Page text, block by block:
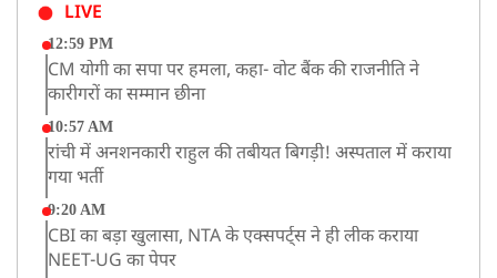
LIVE
12:59 PM
CM योगी का सपा पर हमला, कहा- वोट बैंक की राजनीति ने
कारीगरों का सम्मान छीना
10:57 AM
रांची में अनशनकारी राहुल की तबीयत बिगड़ी! अस्पताल में कराया
गया भर्ती
9:20 AM
CBI का बड़ा खुलासा, NTA के एक्सपर्ट्स ने ही लीक कराया
NEET-UG का पेपर